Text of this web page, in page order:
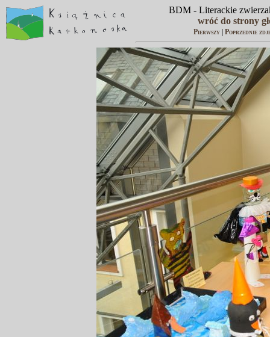
BDM - Literackie
wróć do strony
Pierwszy| Poprzednie